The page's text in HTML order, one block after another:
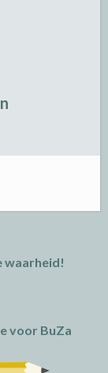
waarheid!
voor BuZa